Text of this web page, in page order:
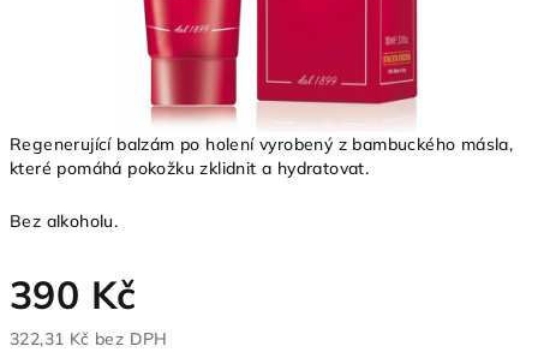
Regenerující balzám po holení vyrobený z bambuckého másla,
které pomáhá pokožku zklidnit a hydratovat.
Bez alkoholu.
390 Kč
322,31 Kč bez DPH